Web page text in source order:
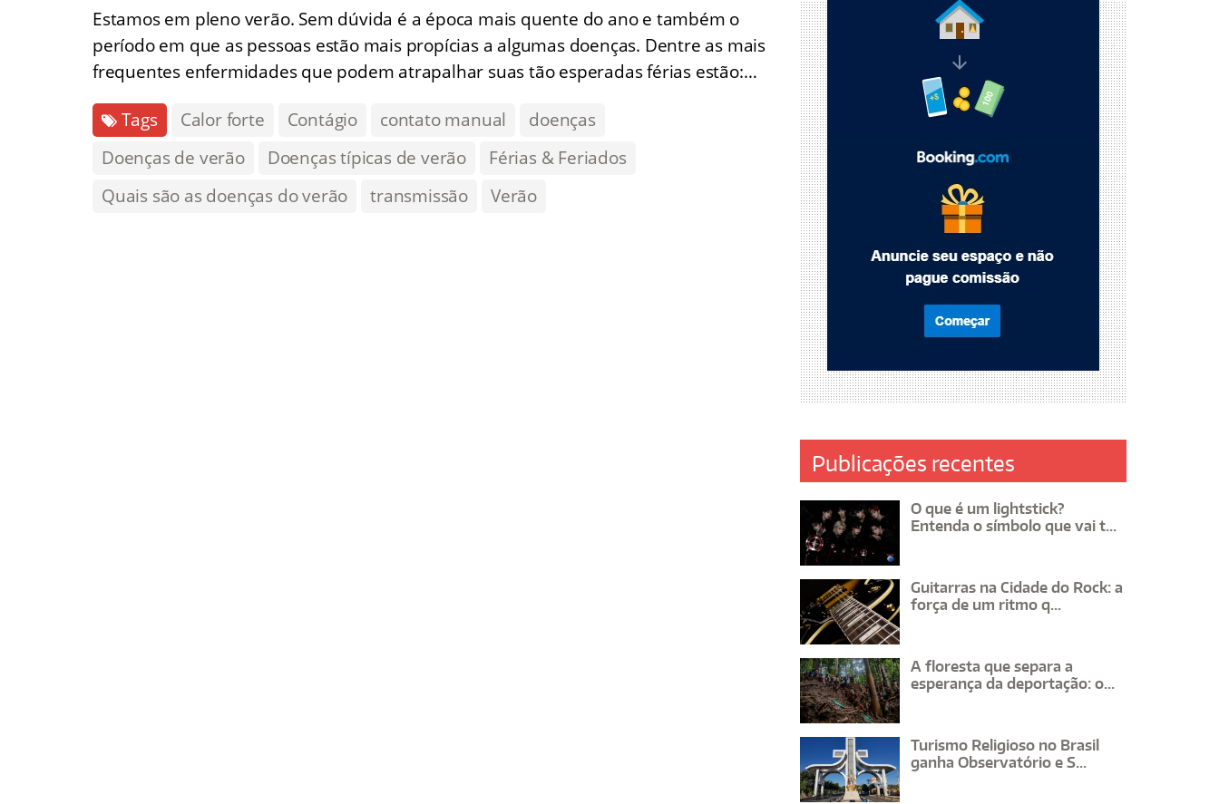
Estamos em pleno verão. Sem dúvida é a época mais quente do ano e também o
período em que as pessoas estão mais propícias a algumas doenças. Dentre as mais
frequentes enfermidades que podem atrapalhar suas tão esperadas férias estão:…
Tags Calor forte Contágio contato manual
doenças
Doenças de verão
Doenças típicas de verão
Férias & Feriados
Quais são as doenças do verão
transmissão Verão
Publicações recentes
O que é um lightstick?
Entenda o símbolo que vai t...
Guitarras na Cidade do Rock: a
força de um ritmo q...
A floresta que separa a
esperança da deportação: o...
Turismo Religioso no Brasil
ganha Observatório e S...